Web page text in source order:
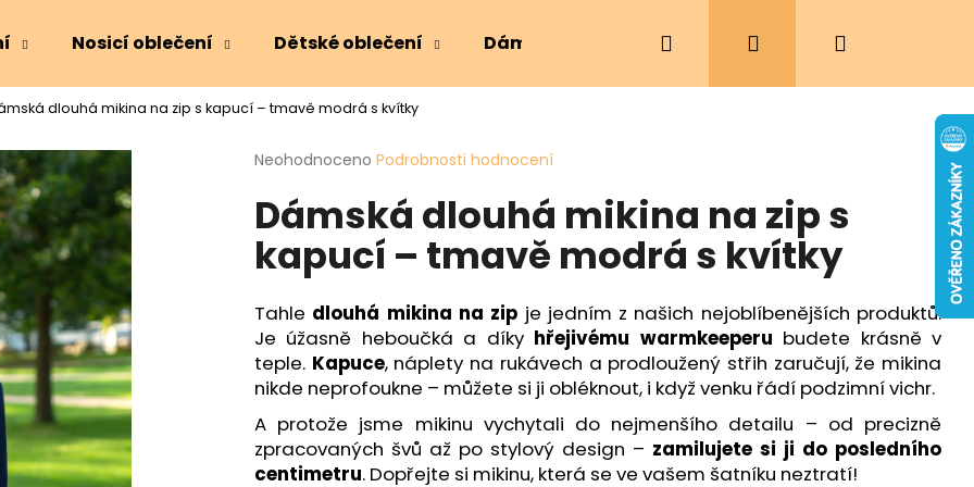
Nosicí oblečení Dětské oblečení Dámské oblečení Ergonomická nosítka
Hledat PřihlášeníNákupní
dlouhá mikina na zip s kapucí – tmavě modrá s kvítky
Průměrné
produktu
je
0,0
hvězdiček.
Neohodnoceno Podrobnosti hodnocení
Dámská dlouhá mikina na zip s
kapucí – tmavě modrá s kvítky
Tahle dlouhá mikina na zip je jedním z našich nejoblíbenějších produktů.
Je úžasně heboučká a díky hřejivému warmkeeperu budete krásně v
teple. Kapuce, náplety na rukávech a prodloužený střih zaručují, že mikina
nikde neprofoukne – můžete si ji obléknout, i když venku řádí podzimní vichr.
A protože jsme mikinu vychytali do nejmenšího detailu – od precizně
zpracovaných švů až po stylový design – zamilujete si ji do posledního
centimetru. Dopřejte si mikinu, která se ve vašem šatníku neztratí!
Co potřebujete najít?
HLEDAT
Doporučujeme